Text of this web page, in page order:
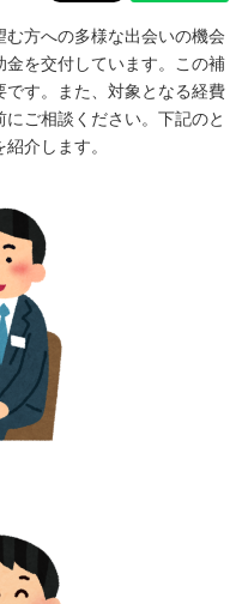
方への多様な出会いの機会
を交付しています。この補
す。また、対象となる経費
ご相談ください。下記のと
介します。